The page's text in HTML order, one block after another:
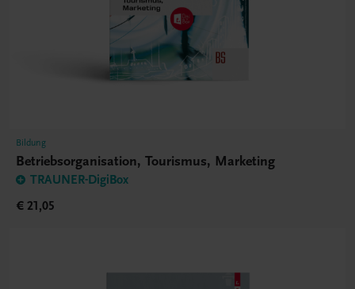
Bildung
Betriebsorganisation, Tourismus, Marketing
TRAUNER-DigiBox
€ 21,05